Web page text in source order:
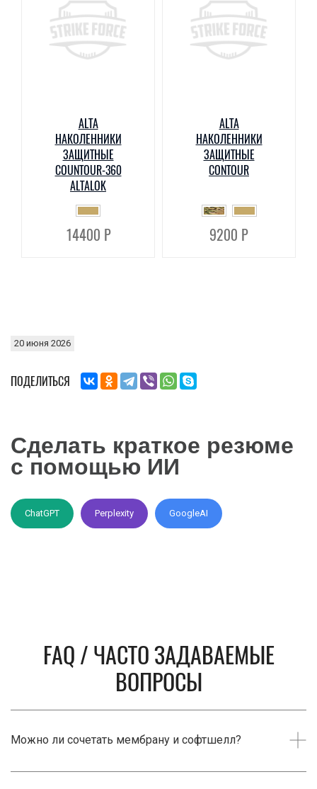
ALTA
НАКОЛЕННИКИ
ЗАЩИТНЫЕ
COUNTOUR-360
ALTALOK
14400 Р
ALTA
НАКОЛЕННИКИ
ЗАЩИТНЫЕ
CONTOUR
9200 Р
20 июня 2026
ПОДЕЛИТЬСЯ
Сделать краткое резюме
с помощью ИИ
ChatGPT Perplexity GoogleAI
FAQ / ЧАСТО ЗАДАВАЕМЫЕ
ВОПРОСЫ
Можно ли сочетать мембрану и софтшелл?